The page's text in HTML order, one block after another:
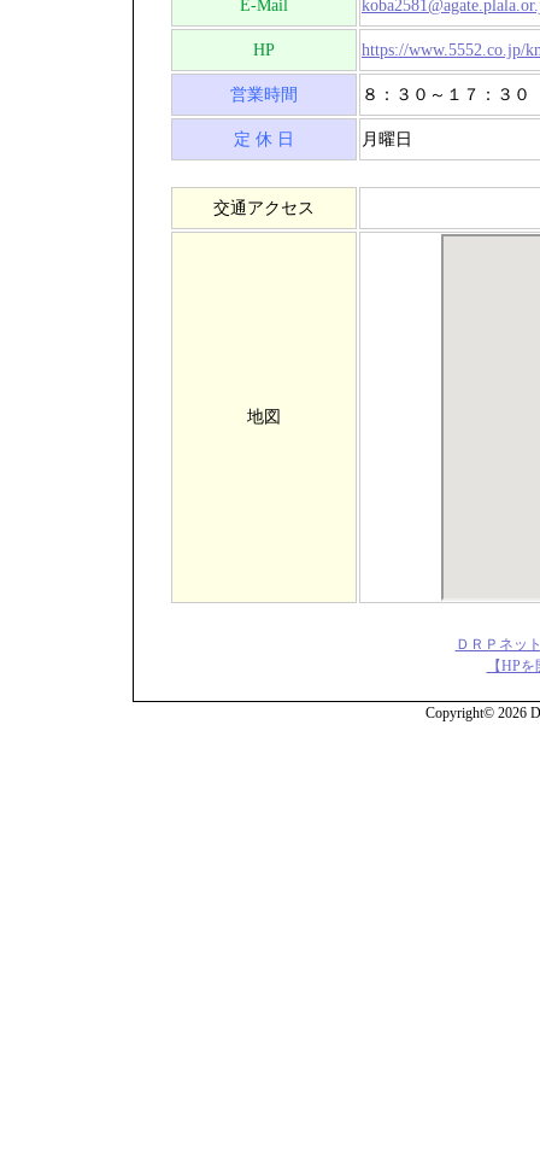
E-Mail
HP https://www.5552.co.jp/
営業時間 ８：３０～１７：３０
定 休 日 月曜日
交通アクセス
地図
ＤＲＰネッ
【HP
Copyright© 2026